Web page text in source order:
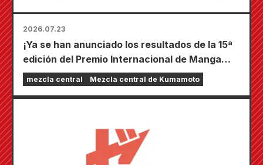
2026.07.23
¡Ya se han anunciado los resultados de la 15ª
edición del Premio Internacional de Manga
Coamix Kyushu!
mezcla central Mezcla central de Kumamoto